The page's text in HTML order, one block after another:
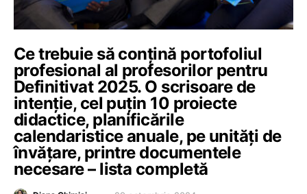
Ce trebuie să conțină portofoliul
profesional al profesorilor pentru
Definitivat 2025. O scrisoare de
intenție, cel puțin 10 proiecte
didactice, planificările
calendaristice anuale, pe unități de
învățare, printre documentele
necesare – lista completă